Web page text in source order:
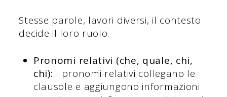
Stesse parole, lavori diversi, il contesto
decide il loro ruolo.
Pronomi relativi (che, quale, chi,
chi): I pronomi relativi collegano le
clausole e aggiungono informazioni